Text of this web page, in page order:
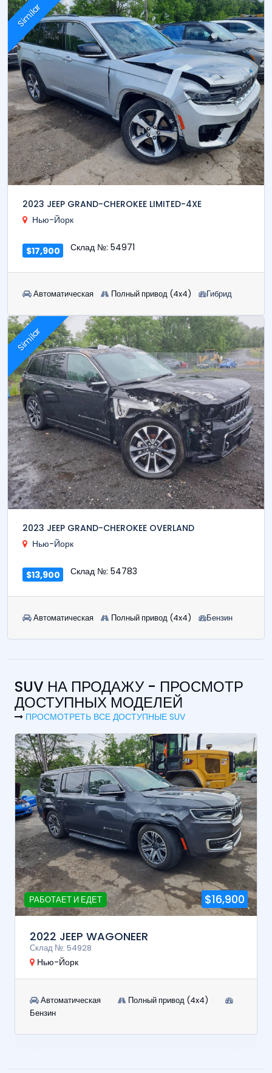
Similar
2023 JEEP GRAND-CHEROKEE LIMITED-4XE
Нью-Йорк
$17,900 Склад №: 54971
Автоматическая Полный привод (4x4) Гибрид
Similar
2023 JEEP GRAND-CHEROKEE OVERLAND
Нью-Йорк
$13,900 Склад №: 54783
Автоматическая Полный привод (4x4) Бензин
SUV НА ПРОДАЖУ - ПРОСМОТР
ДОСТУПНЫХ МОДЕЛЕЙ
ПРОСМОТРЕТЬ ВСЕ ДОСТУПНЫЕ SUV
РАБОТАЕТ И ЕДЕТ $16,900
2022 JEEP WAGONEER
Склад №: 54928
Нью-Йорк
Автоматическая
Полный привод (4x4)
Бензин